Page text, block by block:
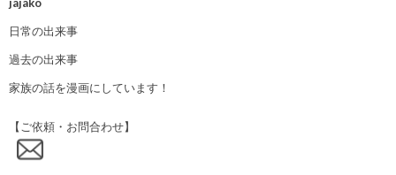
日常の出来事
過去の出来事
家族の話を漫画にしています！
【ご依頼・お問合わせ】